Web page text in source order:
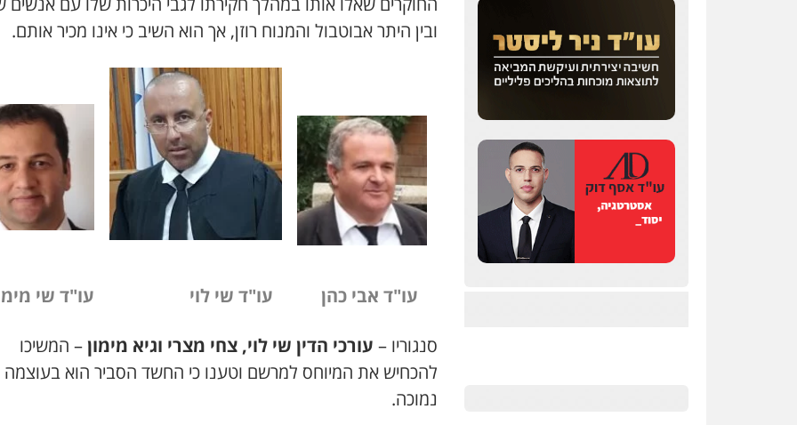
ובין היתר אבוטבול והמנוח רוזן, אך הוא השיב כי אינו מכיר אותם.
עו"ד אבי כהן עו"ד שי לוי עו"ד שי
סנגוריו – עורכי הדין שי לוי, צחי מצרי וגיא מימון– המשיכו
להכחיש את המיוחס למרשם וטענו כי החשד הסביר הוא בעוצמה
נמוכה.